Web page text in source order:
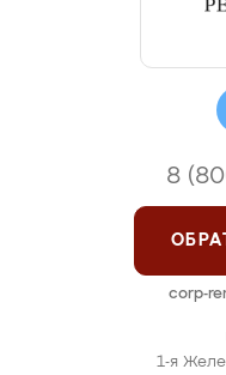
1-я
8
corp-